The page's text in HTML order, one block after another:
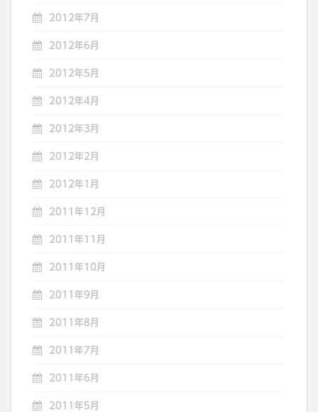
2012年7月
2012年6月
2012年5月
2012年4月
2012年3月
2012年2月
2012年1月
2011年12月
2011年11月
2011年10月
2011年9月
2011年8月
2011年7月
2011年6月
2011年5月